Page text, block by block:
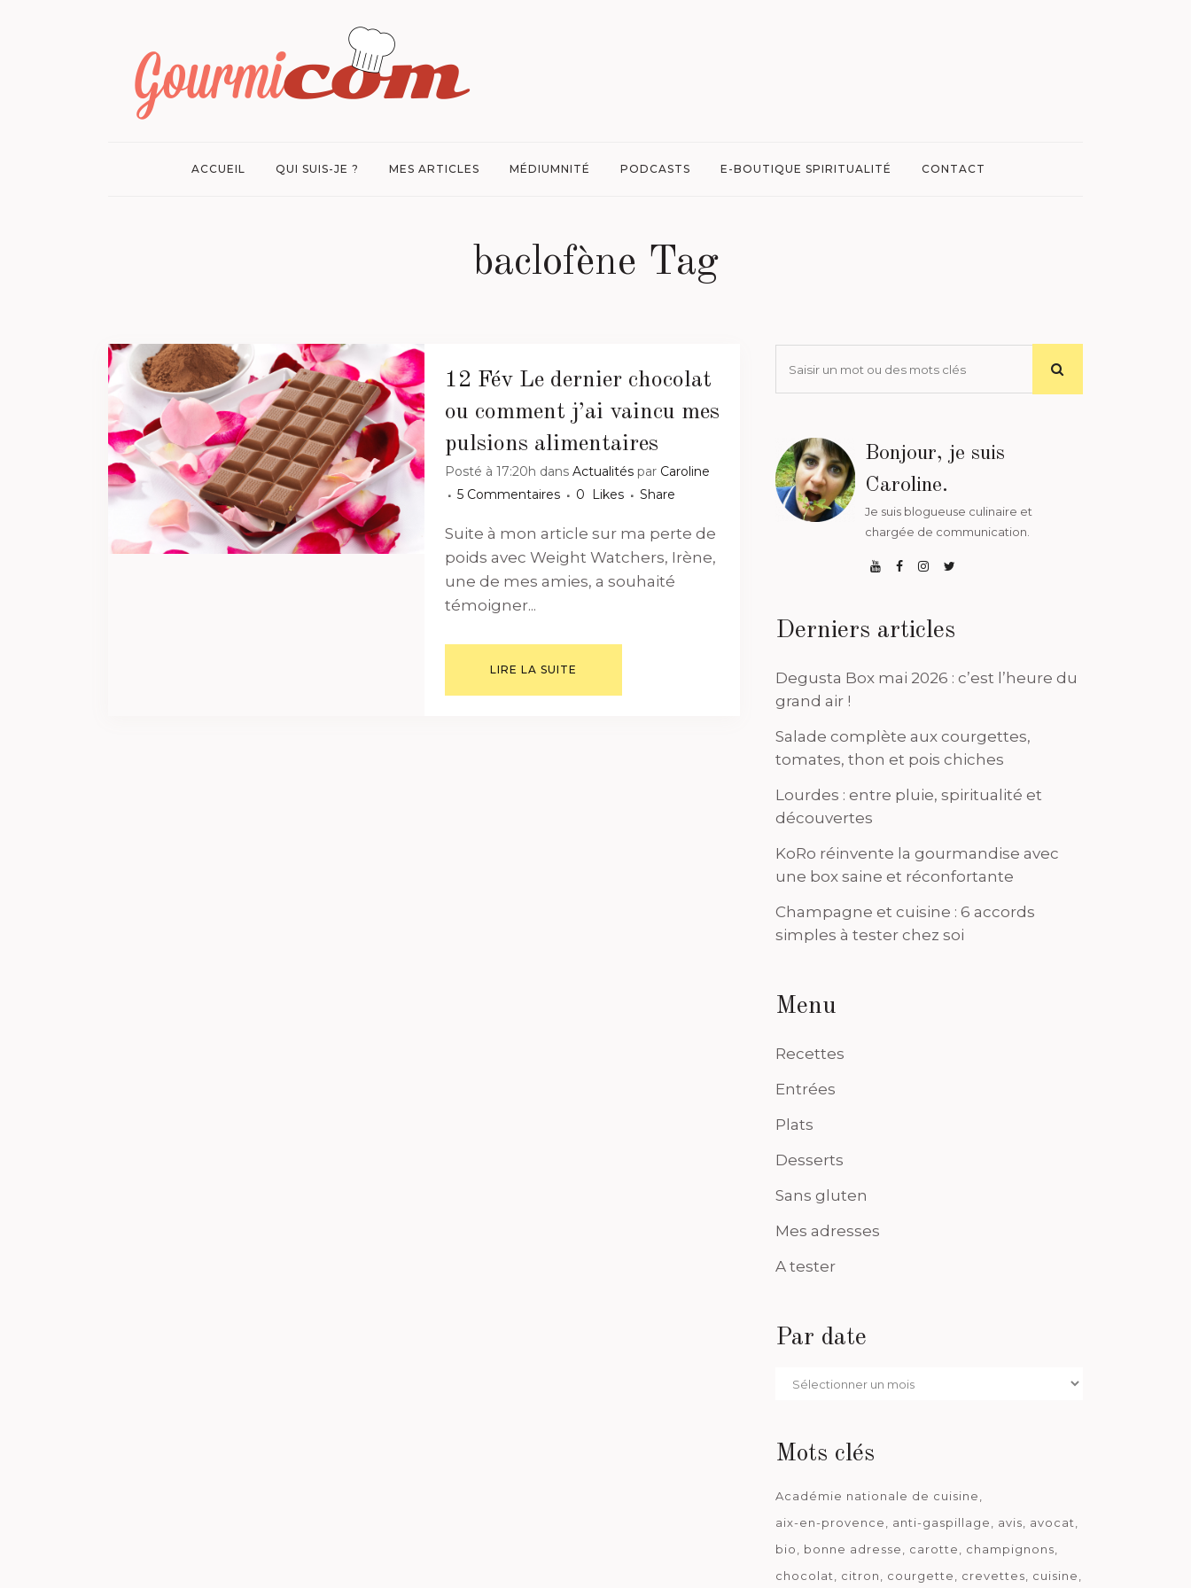
ACCUEIL QUI SUIS-JE ? MES ARTICLES MÉDIUMNITÉ PODCASTS E-BOUTIQUE SPIRITUALITÉ CONTACT
baclofène Tag
12 Fév Le dernier chocolat
ou comment j’ai vaincu mes
pulsions alimentaires
Posté à 17:20h dans Actualités par Caroline
5 Commentaires
0 Likes Share
Suite à mon article sur ma perte de
poids avec Weight Watchers, Irène,
une de mes amies, a souhaité
témoigner...
LIRE LA SUITE
Bonjour, je suis
Caroline.
Je suis blogueuse culinaire et
chargée de communication.
Derniers articles
Degusta Box mai 2026 : c’est l’heure du
grand air !
Salade complète aux courgettes,
tomates, thon et pois chiches
Lourdes : entre pluie, spiritualité et
découvertes
KoRo réinvente la gourmandise avec
une box saine et réconfortante
Champagne et cuisine : 6 accords
simples à tester chez soi
Menu
Recettes
Entrées
Plats
Desserts
Sans gluten
Mes adresses
A tester
Par date
Par
Mots clés
Académie nationale de cuisine
aix-en-provence
anti-gaspillage avis
avocat
bio
bonne adresse carotte
champignons
chocolat
citron courgette crevettes
cuisine